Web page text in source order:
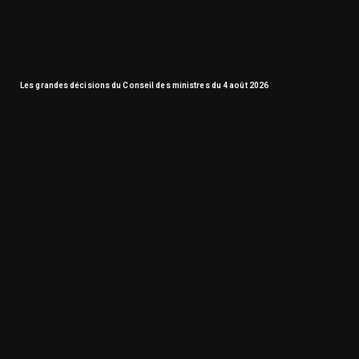
Les grandes décisions du Conseil des ministres du 4 août 2026